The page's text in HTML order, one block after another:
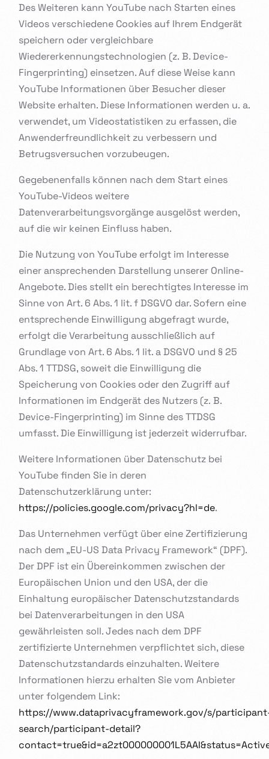
Des Weiteren kann YouTube nach Starten eines
Videos verschiedene Cookies auf Ihrem Endgerät
speichern oder vergleichbare
Wiedererkennungstechnologien (z. B. Device-
Fingerprinting) einsetzen. Auf diese Weise kann
YouTube Informationen über Besucher dieser
Website erhalten. Diese Informationen werden u. a.
verwendet, um Videostatistiken zu erfassen, die
Anwenderfreundlichkeit zu verbessern und
Betrugsversuchen vorzubeugen.
Gegebenenfalls können nach dem Start eines
YouTube-Videos weitere
Datenverarbeitungsvorgänge ausgelöst werden,
auf die wir keinen Einfluss haben.
Die Nutzung von YouTube erfolgt im Interesse
einer ansprechenden Darstellung unserer Online-
Angebote. Dies stellt ein berechtigtes Interesse im
Sinne von Art. 6 Abs. 1 lit. f DSGVO dar. Sofern eine
entsprechende Einwilligung abgefragt wurde,
erfolgt die Verarbeitung ausschließlich auf
Grundlage von Art. 6 Abs. 1 lit. a DSGVO und § 25
Abs. 1 TTDSG, soweit die Einwilligung die
Speicherung von Cookies oder den Zugriff auf
Informationen im Endgerät des Nutzers (z. B.
Device-Fingerprinting) im Sinne des TTDSG
umfasst. Die Einwilligung ist jederzeit widerrufbar.
Weitere Informationen über Datenschutz bei
YouTube finden Sie in deren
Datenschutzerklärung unter:
https://policies.google.com/privacy?hl=de.
Das Unternehmen verfügt über eine Zertifizierung
nach dem „EU-US Data Privacy Framework“ (DPF).
Der DPF ist ein Übereinkommen zwischen der
Europäischen Union und den USA, der die
Einhaltung europäischer Datenschutzstandards
bei Datenverarbeitungen in den USA
gewährleisten soll. Jedes nach dem DPF
zertifizierte Unternehmen verpflichtet sich, diese
Datenschutzstandards einzuhalten. Weitere
Informationen hierzu erhalten Sie vom Anbieter
unter folgendem Link:
https://www.dataprivacyframework.gov/s/
search/participant-detail?